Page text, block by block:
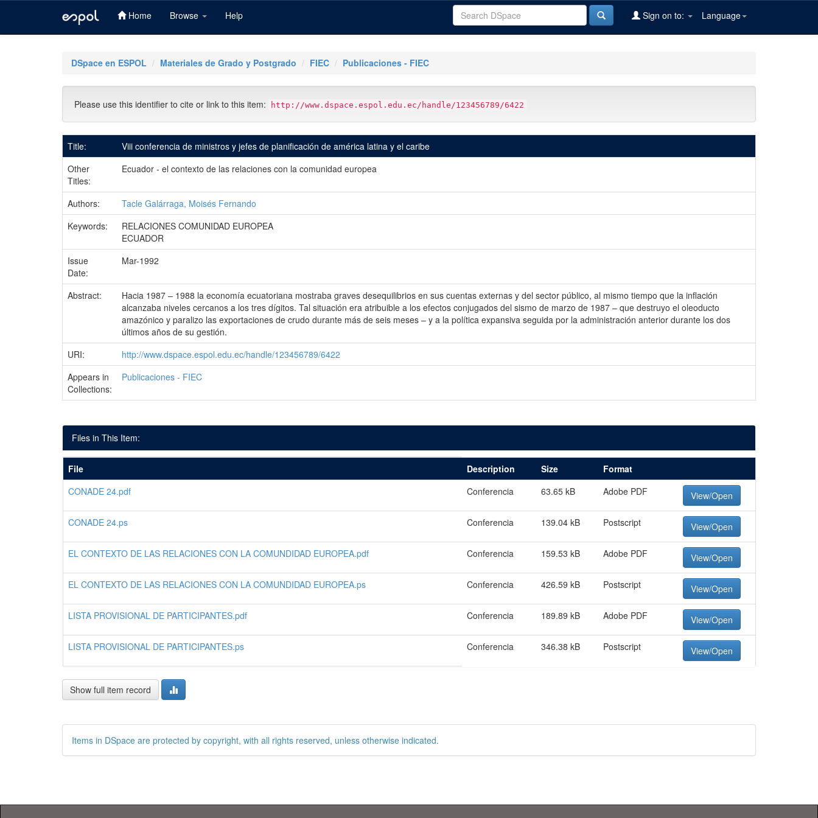
Home Browse Help Language
Sign on to:
DSpace en ESPOL Materiales de Grado y Postgrado FIEC Publicaciones - FIEC
Please use this identifier to cite or link to this item: http://www.dspace.espol.edu.ec/handle/123456789/6422
Title:
Viii conferencia de ministros y jefes de planificación de américa latina y el caribe
Other
Titles:
Ecuador - el contexto de las relaciones con la comunidad europea
Authors:
Tacle Galárraga, Moisés Fernando
Keywords:
RELACIONES COMUNIDAD EUROPEA
ECUADOR
Issue
Date:
Mar-1992
Abstract:
Hacia 1987 – 1988 la economía ecuatoriana mostraba graves desequilibrios en sus cuentas externas y del sector público, al mismo tiempo que la inflación
alcanzaba niveles cercanos a los tres dígitos. Tal situación era atribuible a los efectos conjugados del sismo de marzo de 1987 – que destruyo el oleoducto
amazónico y paralizo las exportaciones de crudo durante más de seis meses – y a la política expansiva seguida por la administración anterior durante los dos
últimos años de su gestión.
URI:
http://www.dspace.espol.edu.ec/handle/123456789/6422
Appears in
Collections:
Publicaciones - FIEC
Files in This Item:
File Description Size
Format
CONADE 24.pdf
Conferencia 63.65 kB Adobe PDF View/Open
CONADE 24.ps Conferencia 139.04 kB Postscript View/Open
EL CONTEXTO DE LAS RELACIONES CON LA COMUNDIDAD EUROPEA.pdf Conferencia 159.53 kB Adobe PDF View/Open
EL CONTEXTO DE LAS RELACIONES CON LA COMUNDIDAD EUROPEA.ps Conferencia 426.59 kB Postscript View/Open
LISTA PROVISIONAL DE PARTICIPANTES.pdf Conferencia 189.89 kB Adobe PDF View/Open
LISTA PROVISIONAL DE PARTICIPANTES.ps Conferencia 346.38 kB Postscript View/Open
Show full item record
Items in DSpace are protected by copyright, with all rights reserved, unless otherwise indicated.